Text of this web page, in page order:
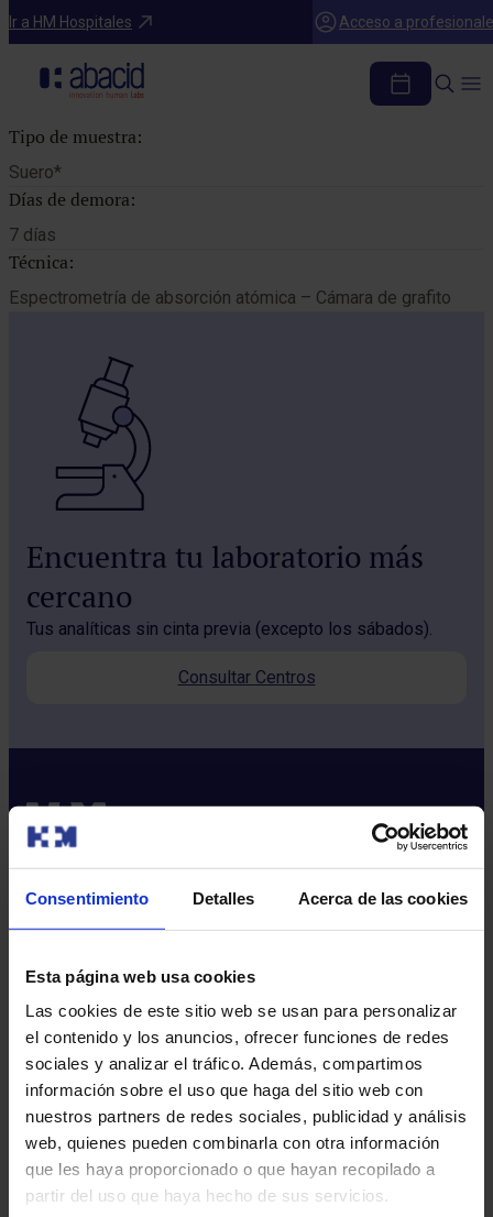
Consentimiento Detalles Acerca de las cookies
Esta página web usa cookies
Las cookies de este sitio web se usan para personalizar
el contenido y los anuncios, ofrecer funciones de redes
sociales y analizar el tráfico. Además, compartimos
información sobre el uso que haga del sitio web con
nuestros partners de redes sociales, publicidad y análisis
web, quienes pueden combinarla con otra información
que les haya proporcionado o que hayan recopilado a
partir del uso que haya hecho de sus servicios.
Ir a HM Hospitales Acceso a
Catálogo de pruebas
ALUMINIO
Tipo de muestra:
Suero*
Días de demora:
7 días
Técnica:
Espectrometría de absorción atómica – Cámara de grafito
Encuentra tu laboratorio más
cercano
Tus analíticas sin cinta previa (excepto los sábados).
Consultar Centros
Excelencia y calidad​
Trabaja con nosotros​
Rincón del accionista​
Más HM Hospitales
Fundación HM​
Centro Universitario CUHMED​
Instituto HM Hospitales​